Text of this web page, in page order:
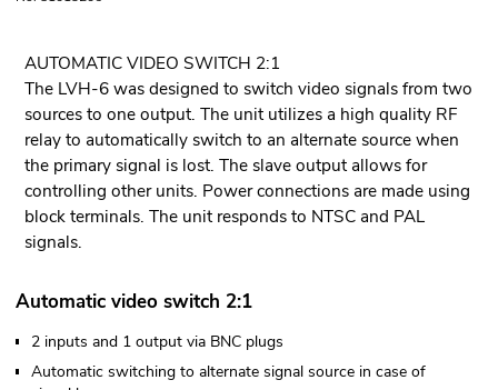
AUTOMATIC VIDEO SWITCH 2:1
The LVH-6 was designed to switch video signals from two
sources to one output. The unit utilizes a high quality RF
relay to automatically switch to an alternate source when
the primary signal is lost. The slave output allows for
controlling other units. Power connections are made using
block terminals. The unit responds to NTSC and PAL
signals.
Automatic video switch 2:1
2 inputs and 1 output via BNC plugs
Automatic switching to alternate signal source in case of